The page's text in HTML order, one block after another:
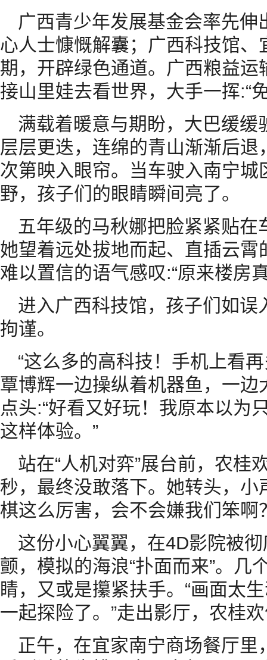
广西青少年发展基金会率先
心人士慷慨解囊；广西科技馆
期，开辟绿色通道。广西粮益
接山里娃去看世界，大手一挥:“
满载着暖意与期盼，大巴缓
层层更迭，连绵的青山渐渐后
次第映入眼帘。当车驶入南宁
野，孩子们的眼睛瞬间亮了。
五年级的马秋娜把脸紧紧贴
她望着远处拔地而起、直插云
难以置信的语气感叹:“原来楼房
进入广西科技馆，孩子们如
拘谨。
“这么多的高科技！手机上看
覃博辉一边操纵着机器鱼，一
点头:“好看又好玩！我原本以为
这样体验。”
站在“人机对弈”展台前，农桂
秒，最终没敢落下。她转头，小
棋这么厉害，会不会嫌我们笨啊
这份小心翼翼，在4D影院被
颤，模拟的海浪“扑面而来”。几
睛，又或是攥紧扶手。“画面太
一起探险了。”走出影厅，农桂
正午，在宜家南宁商场餐厅